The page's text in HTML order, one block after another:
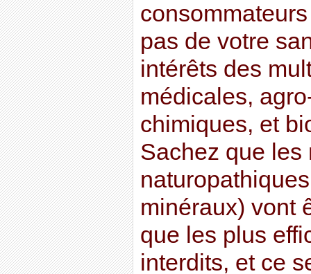
pas de votre
intérêts des
médicales,
chimiques, et
Sachez que les
minéraux) vont
que les plus
interdits, et ce